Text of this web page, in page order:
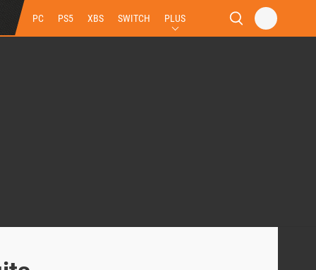
PC PS5 XBS SWITCH PLUS